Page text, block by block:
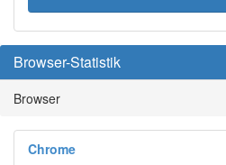
Browser-Statistik
Browser
Chrome